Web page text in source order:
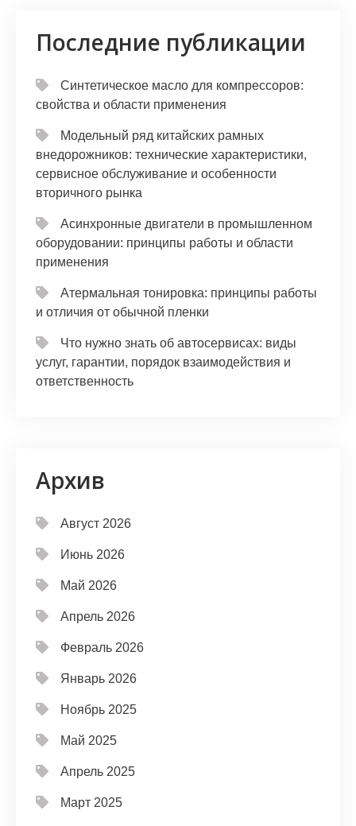
Последние публикации
Синтетическое масло для компрессоров:
свойства и области применения
Модельный ряд китайских рамных
внедорожников: технические характеристики,
сервисное обслуживание и особенности
вторичного рынка
Асинхронные двигатели в промышленном
оборудовании: принципы работы и области
применения
Атермальная тонировка: принципы работы
и отличия от обычной пленки
Что нужно знать об автосервисах: виды
услуг, гарантии, порядок взаимодействия и
ответственность
Архив
Август 2026
Июнь 2026
Май 2026
Апрель 2026
Февраль 2026
Январь 2026
Ноябрь 2025
Май 2025
Апрель 2025
Март 2025